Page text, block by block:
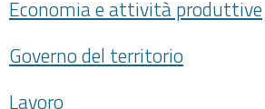
Economia e attività produttive
Governo del territorio
Lavoro